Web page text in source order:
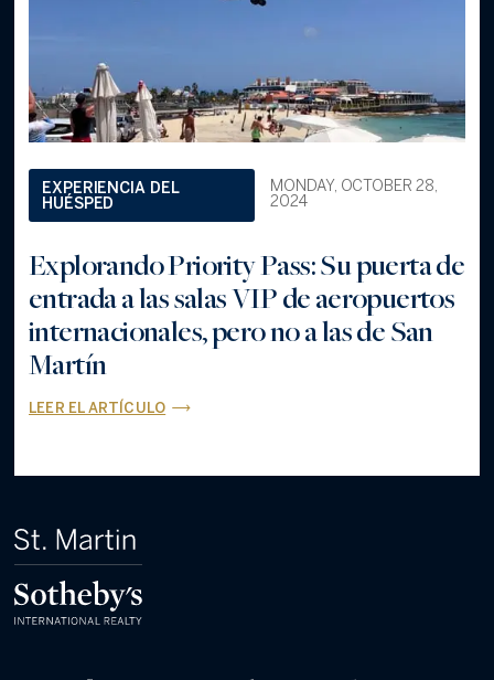
EXPERIENCIA DEL
HUÉSPED
MONDAY, OCTOBER 28,
2024
Explorando Priority Pass: Su puerta de
entrada a las salas VIP de aeropuertos
internacionales, pero no a las de San
Martín
LEER EL ARTÍCULO